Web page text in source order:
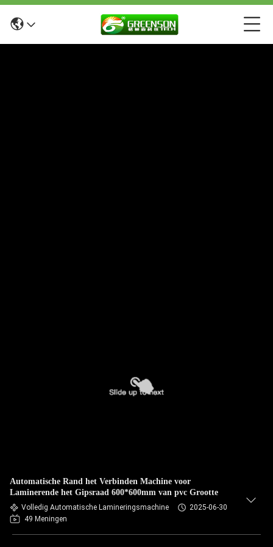
Automatische Rand het Verbinden Machine voor
Laminerende het Gipsraad 600*600mm van pvc Grootte
Volledig Automatische Lamineringsmachine
2025-06-30
49 Meningen